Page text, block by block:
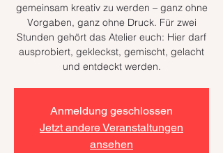
gemeinsam kreativ zu werden – ganz ohne
Vorgaben, ganz ohne Druck. Für zwei
Stunden gehört das Atelier euch: Hier darf
ausprobiert, gekleckst, gemischt, gelacht
und entdeckt werden.
Anmeldung geschlossen
Jetzt andere Veranstaltungen
ansehen